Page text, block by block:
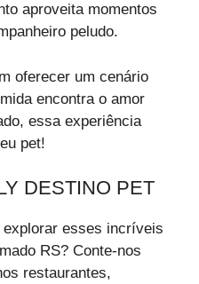
aproveita momentos
peludo.
oferecer um cenário
encontra o amor
essa experiência
pet!
DESTINO PET
esses incríveis
RS? Conte-nos
restaurantes,